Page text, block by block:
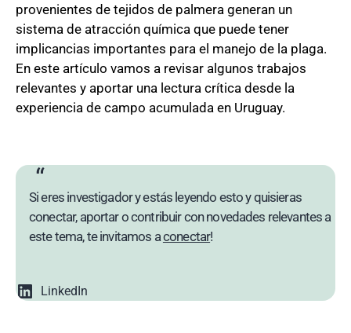
provenientes de tejidos de palmera generan un
sistema de atracción química que puede tener
implicancias importantes para el manejo de la plaga.
En este artículo vamos a revisar algunos trabajos
relevantes y aportar una lectura crítica desde la
experiencia de campo acumulada en Uruguay.
Si eres investigador y estás leyendo esto y quisieras
conectar, aportar o contribuir con novedades relevantes a
este tema, te invitamos aconectar!
LinkedIn